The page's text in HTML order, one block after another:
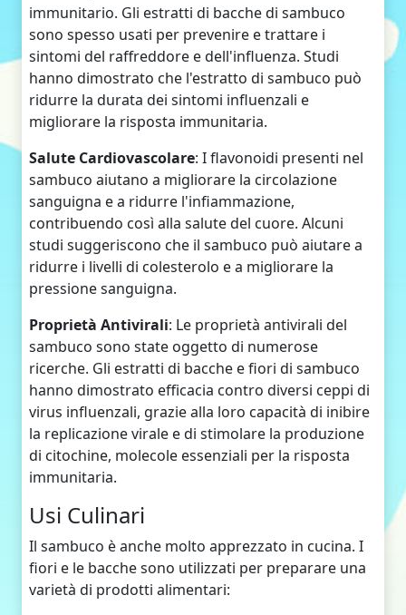
immunitario. Gli estratti di bacche di sambuco
sono spesso usati per prevenire e trattare i
sintomi del raffreddore e dell'influenza. Studi
hanno dimostrato che l'estratto di sambuco può
ridurre la durata dei sintomi influenzali e
migliorare la risposta immunitaria.
Salute Cardiovascolare: I flavonoidi presenti nel
sambuco aiutano a migliorare la circolazione
sanguigna e a ridurre l'infiammazione,
contribuendo così alla salute del cuore. Alcuni
studi suggeriscono che il sambuco può aiutare a
ridurre i livelli di colesterolo e a migliorare la
pressione sanguigna.
Proprietà Antivirali: Le proprietà antivirali del
sambuco sono state oggetto di numerose
ricerche. Gli estratti di bacche e fiori di sambuco
hanno dimostrato efficacia contro diversi ceppi di
virus influenzali, grazie alla loro capacità di inibire
la replicazione virale e di stimolare la produzione
di citochine, molecole essenziali per la risposta
immunitaria.
Usi Culinari
Il sambuco è anche molto apprezzato in cucina. I
fiori e le bacche sono utilizzati per preparare una
varietà di prodotti alimentari: